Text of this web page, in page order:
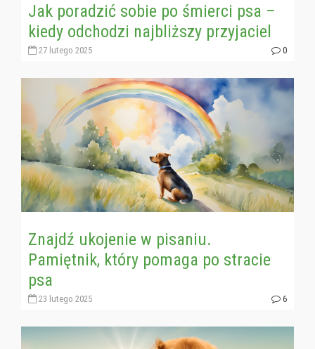
Jak poradzić sobie po śmierci psa –
kiedy odchodzi najbliższy przyjaciel
27 lutego 2025 0
Znajdź ukojenie w pisaniu.
Pamiętnik, który pomaga po stracie
psa
23 lutego 2025 6